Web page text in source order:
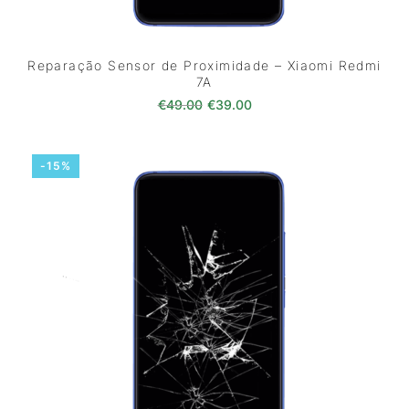
Reparação Sensor de Proximidade – Xiaomi Redmi
7A
€49.00 O preço original era: €49.00.
€39.00O preço atual é:
-15%